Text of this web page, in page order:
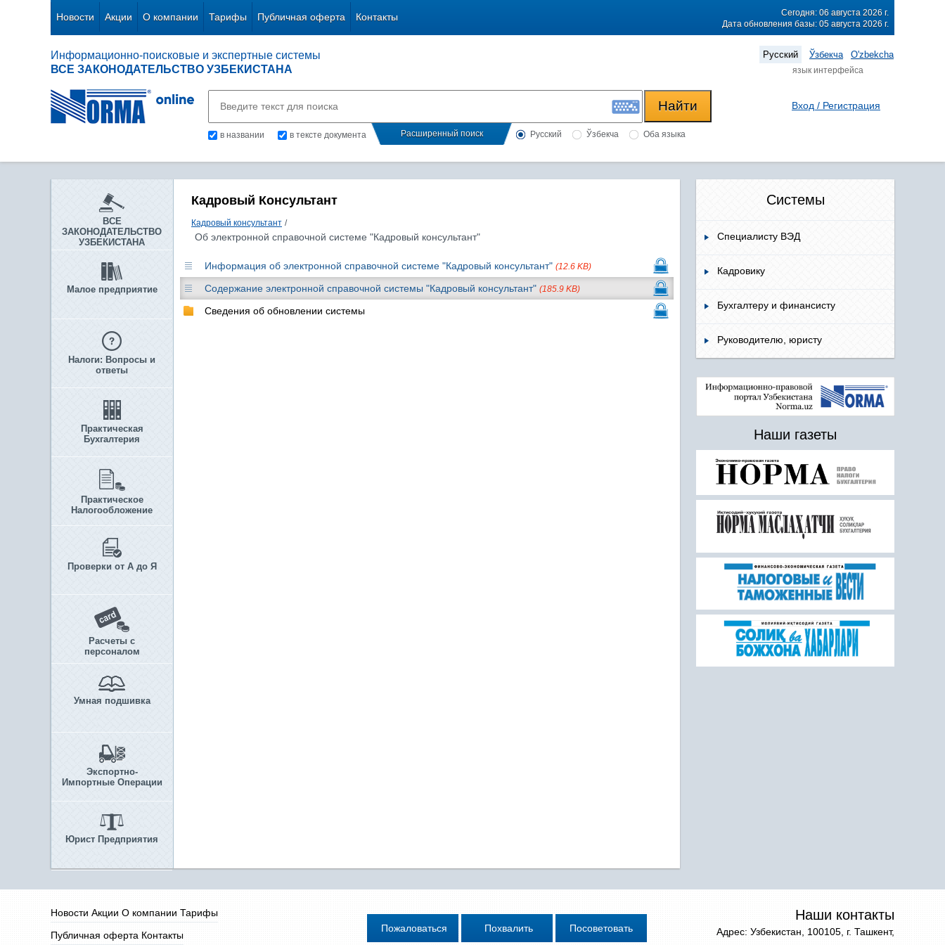
Новости Акции О компании Тарифы Публичная оферта Контакты
Сегодня: 06 августа 2026 г.
Дата обновления базы: 05 августа 2026 г.
Информационно-поисковые и экспертные системы
ВСЕ ЗАКОНОДАТЕЛЬСТВО УЗБЕКИСТАНА
Русский Ўзбекча O'zbekcha
язык интерфейса
в названии в тексте документа Расширенный поиск Русский Ўзбекча Оба языка
Вход / Регистрация
ВСЕ
ЗАКОНОДАТЕЛЬСТВО
УЗБЕКИСТАНА
Малое предприятие
Налоги: Вопросы и
ответы
Практическая
Бухгалтерия
Практическое
Налогообложение
Проверки от А до Я
Расчеты с
персоналом
Умная подшивка
Экспортно-
Импортные Операции
Юрист Предприятия
Кадровый Консультант
Кадровый консультант /
Об электронной справочной системе "Кадровый консультант"
Информация об электронной справочной системе "Кадровый консультант" (12.6 KB)
Содержание электронной справочной системы "Кадровый консультант" (185.9 KB)
Сведения об обновлении системы
Системы
Специалисту ВЭД
Кадровику
Бухгалтеру и финансисту
Руководителю, юристу
Наши газеты
Новости Акции О компании Тарифы
Публичная оферта Контакты
Наши контакты
Адрес: Узбекистан, 100105, г. Ташкент,